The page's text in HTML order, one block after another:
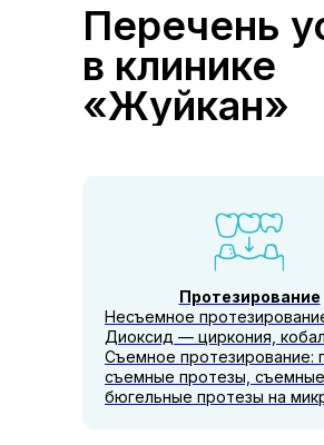
Перечень
в клинике
«Жуйкан»
Протезирование
Несъемное
Диоксид — циркония,
Съемное протезирование:
съемные протезы, съемные
бюгельные протезы на